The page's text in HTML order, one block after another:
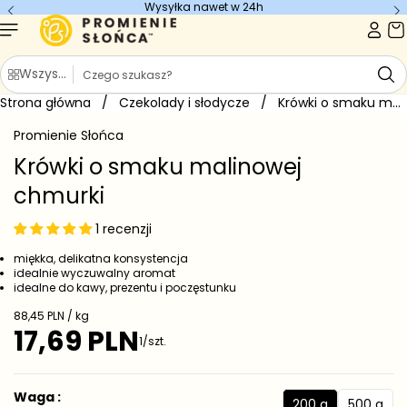
treści
Wysyłka nawet w 24h
Wszystkie kategorie
S
z
u
a
j
Strona główna / Czekolady i słodycze / Krówki o smaku malinowej chmurki
Przejdź do
o
Promienie Słońca
Krówki o smaku malinowej
chmurki
1 recenzji
miękka, delikatna konsystencja
idealnie wyczuwalny aromat
idealne do kawy, prezentu i poczęstunku
C
e
j
d
88,45 PLN / kg
C
n
a
17,69 PLN1/szt.
Waga :